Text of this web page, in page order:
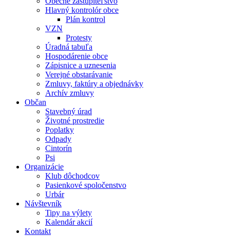
Hlavný kontrolór obce
Plán kontrol
VZN
Protesty
Úradná tabuľa
Hospodárenie obce
Zápisnice a uznesenia
Verejné obstarávanie
Zmluvy, faktúry a objednávky
Archív zmluvy
Občan
Stavebný úrad
Životné prostredie
Poplatky
Odpady
Cintorín
Psi
Organizácie
Klub dôchodcov
Pasienkové spoločenstvo
Urbár
Návštevník
Tipy na výlety
Kalendár akcií
Kontakt